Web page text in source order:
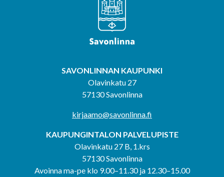
SAVONLINNAN KAUPUNKI
Olavinkatu 27
57130 Savonlinna
kirjaamo@savonlinna.fi
KAUPUNGINTALON PALVELUPISTE
Olavinkatu 27 B, 1.krs
57130 Savonlinna
Avoinna ma-pe klo 9.00–11.30 ja 12.30–15.00